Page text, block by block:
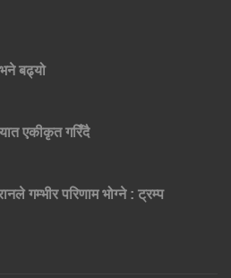
बढ्यो
एकीकृत गरिँदै
गम्भीर परिणाम भोग्ने : ट्रम्प